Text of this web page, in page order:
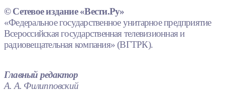
© Сетевое издание «Вести.Ру»
«Федеральное государственное унитарное предприятие
Всероссийская государственная телевизионная и
радиовещательная компания» (ВГТРК).
Главный редактор
А. А. Филипповский